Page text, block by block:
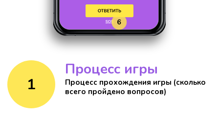
1
Процесс игры
Процесс прохождения игры (сколько
всего пройдено вопросов)